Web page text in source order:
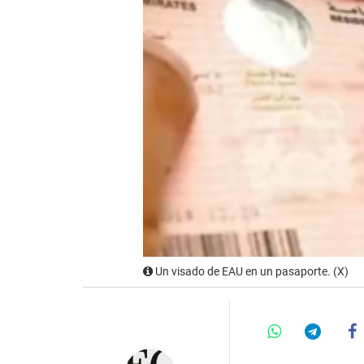
Un visado de EAU en un pasaporte. (X)